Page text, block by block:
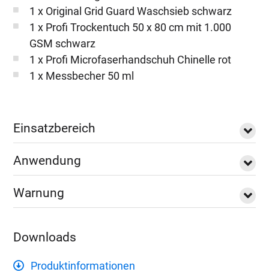
1 x Original Grid Guard Waschsieb schwarz
1 x Profi Trockentuch 50 x 80 cm mit 1.000
GSM schwarz
1 x Profi Microfaserhandschuh Chinelle rot
1 x Messbecher 50 ml
Einsatzbereich
Anwendung
Warnung
Downloads
Produktinformationen